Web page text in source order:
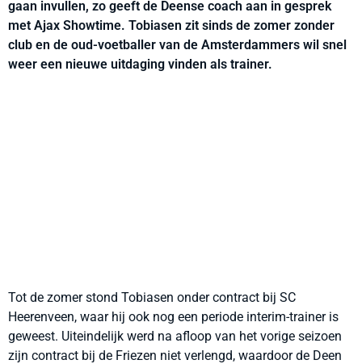
gaan invullen, zo geeft de Deense coach aan in gesprek
met Ajax Showtime. Tobiasen zit sinds de zomer zonder
club en de oud-voetballer van de Amsterdammers wil snel
weer een nieuwe uitdaging vinden als trainer.
Tot de zomer stond Tobiasen onder contract bij SC
Heerenveen, waar hij ook nog een periode interim-trainer is
geweest. Uiteindelijk werd na afloop van het vorige seizoen
zijn contract bij de Friezen niet verlengd, waardoor de Deen